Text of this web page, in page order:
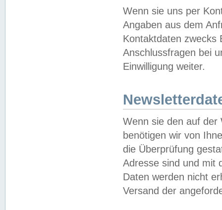
Wenn sie uns per
Angaben aus dem
Kontaktdaten zwecks
Anschlussfragen bei
Einwilligung weiter.
Wenn sie den auf der
benötigen wir von
die Überprüfung
Adresse sind und mit
Daten werden nicht
Versand der